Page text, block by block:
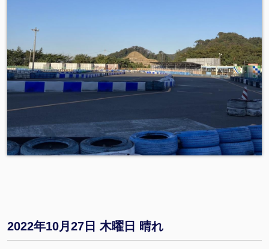
2022年10月27日 木曜日 晴れ